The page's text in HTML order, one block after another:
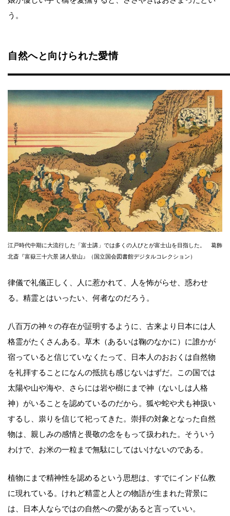
う。
自然へと向けられた愛情
江戸時代中期に大流行した「富士講」では多くの人びとが富士山を目指した。 葛飾
北斎『富嶽三十六景 諸人登山』（国立国会図書館デジタルコレクション）
律儀で礼儀正しく、人に惹かれて、人を怖がらせ、惑わせ
る。精霊とはいったい、何者なのだろう。
八百万の神々の存在が証明するように、古来より日本には人
格霊がたくさんある。草木（あるいは鞠のなかに）に誰かが
宿っていると信じていなくたって、日本人のおおくは自然物
を礼拝することになんの抵抗も感じないはずだ。この国では
太陽や山や海や、さらには岩や樹にまで神（ないしは人格
神）がいることを認めているのだから。狐や蛇や犬も神扱い
するし、祟りを信じて祀ってきた。崇拝の対象となった自然
物は、親しみの感情と畏敬の念をもって扱われた。そういう
わけで、お米の一粒まで無駄にしてはいけないのである。
植物にまで精神性を認めるという思想は、すでにインド仏教
に現れている。けれど精霊と人との物語が生まれた背景に
は、日本人ならではの自然への愛があると言っていい。